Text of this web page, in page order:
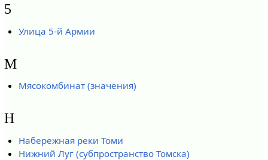
5
Улица 5-й Армии
М
Мясокомбинат (значения)
Н
Набережная реки Томи
Нижний Луг (субпространство Томска)